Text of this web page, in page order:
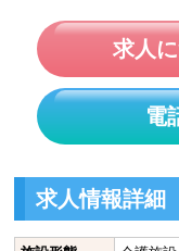
求人
電
求人情報詳細